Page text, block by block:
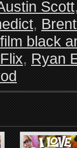
Scott
,
film black
,Ryan